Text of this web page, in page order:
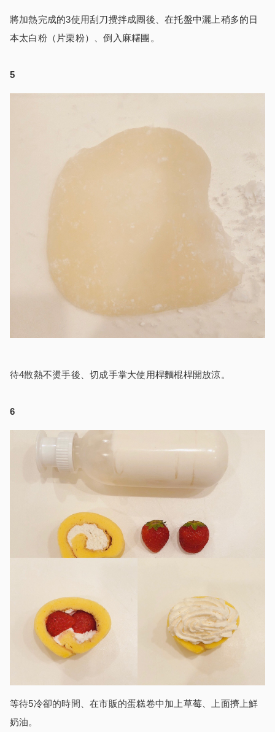
將加熱完成的3使用刮刀攪拌成團後、在托盤中灑上稍多的日
本太白粉（片栗粉）、倒入麻糬團。
5
待4散熱不燙手後、切成手掌大使用桿麵棍桿開放涼。
6
等待5冷卻的時間、在市販的蛋糕卷中加上草莓、上面擠上鮮
奶油。